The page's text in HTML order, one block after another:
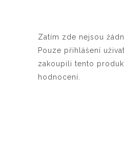
Zatím zde nejsou
Pouze přihlášení
zakoupili tento
hodnocení.